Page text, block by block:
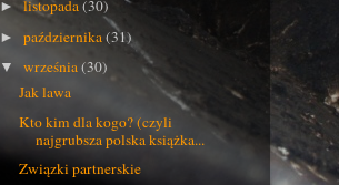
►listopada(30)
►października(31)
▼września(30)
Jak lawa
Kto kim dla kogo? (czyli
najgrubsza polska książka...
Związki partnerskie